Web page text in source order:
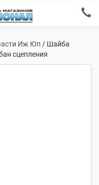
Иж Юп / Шайба
сцепления